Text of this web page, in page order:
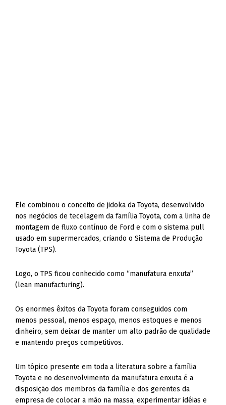
Ele combinou o conceito de jidoka da Toyota, desenvolvido
nos negócios de tecelagem da família Toyota, com a linha de
montagem de fluxo contínuo de Ford e com o sistema pull
usado em supermercados, criando o Sistema de Produção
Toyota (TPS).
Logo, o TPS ficou conhecido como “manufatura enxuta”
(lean manufacturing).
Os enormes êxitos da Toyota foram conseguidos com
menos pessoal, menos espaço, menos estoques e menos
dinheiro, sem deixar de manter um alto padrão de qualidade
e mantendo preços competitivos.
Um tópico presente em toda a literatura sobre a família
Toyota e no desenvolvimento da manufatura enxuta é a
disposição dos membros da família e dos gerentes da
empresa de colocar a mão na massa, experimentar idéias e